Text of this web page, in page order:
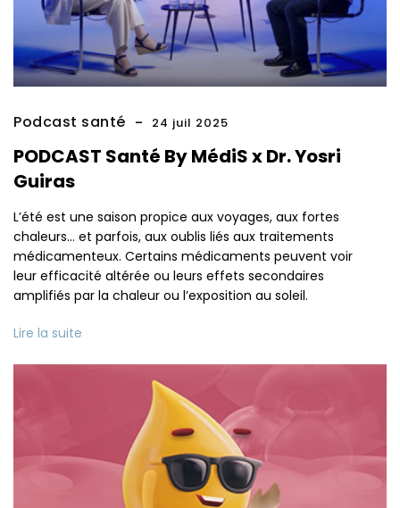
Podcast santé 24 juil 2025
PODCAST Santé By MédiS x Dr. Yosri
Guiras
L’été est une saison propice aux voyages, aux fortes
chaleurs… et parfois, aux oublis liés aux traitements
médicamenteux. Certains médicaments peuvent voir
leur efficacité altérée ou leurs effets secondaires
amplifiés par la chaleur ou l’exposition au soleil.
Lire la suite